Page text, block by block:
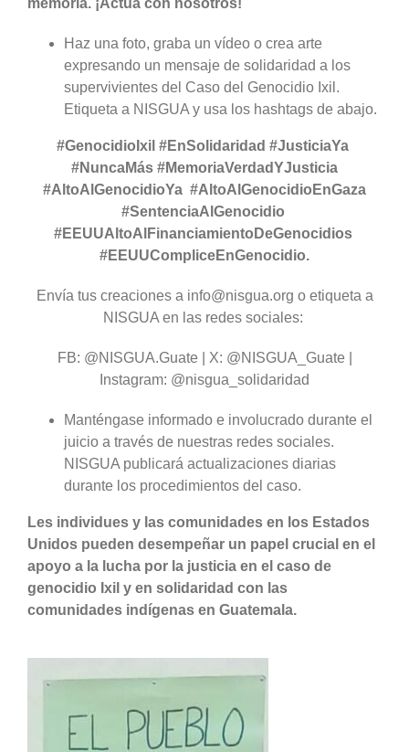
memoria. ¡Actúa con nosotros!
Haz una foto, graba un vídeo o crea arte
expresando un mensaje de solidaridad a los
supervivientes del Caso del Genocidio Ixil.
Etiqueta a NISGUA y usa los hashtags de abajo.
#GenocidioIxil #EnSolidaridad #JusticiaYa
#NuncaMás #MemoriaVerdadYJusticia
#AltoAlGenocidioYa #AltoAlGenocidioEnGaza
#SentenciaAlGenocidio
#EEUUAltoAlFinanciamientoDeGenocidios
#EEUUCompliceEnGenocidio.
Envía tus creaciones a info@nisgua.org o etiqueta a
NISGUA en las redes sociales:
FB: @NISGUA.Guate | X: @NISGUA_Guate |
Instagram: @nisgua_solidaridad
Manténgase informado e involucrado durante el
juicio a través de nuestras redes sociales.
NISGUA publicará actualizaciones diarias
durante los procedimientos del caso.
Les individues y las comunidades en los Estados
Unidos pueden desempeñar un papel crucial en el
apoyo a la lucha por la justicia en el caso de
genocidio Ixil y en solidaridad con las
comunidades indígenas en Guatemala.